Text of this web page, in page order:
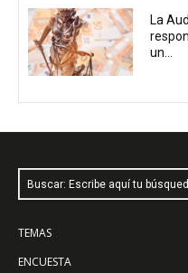
La
un...
Buscar: Escribe aquí tu
TEMAS
ENCUESTA